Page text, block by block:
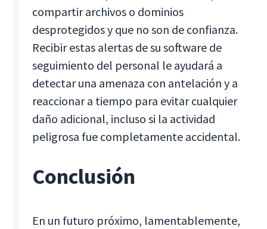
compartir archivos o dominios
desprotegidos y que no son de confianza.
Recibir estas alertas de su software de
seguimiento del personal le ayudará a
detectar una amenaza con antelación y a
reaccionar a tiempo para evitar cualquier
daño adicional, incluso si la actividad
peligrosa fue completamente accidental.
Conclusión
En un futuro próximo, lamentablemente,